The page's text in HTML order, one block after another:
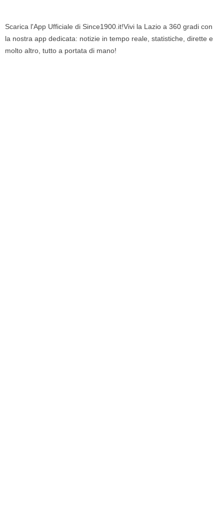
Scarica l'App Ufficiale di Since1900.it!Vivi la Lazio a 360 gradi con
la nostra app dedicata: notizie in tempo reale, statistiche, dirette e
molto altro, tutto a portata di mano!